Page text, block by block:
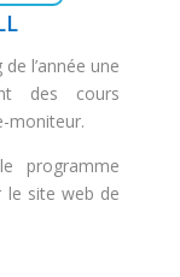
l’année une
des cours
moniteur.
programme
le site web de